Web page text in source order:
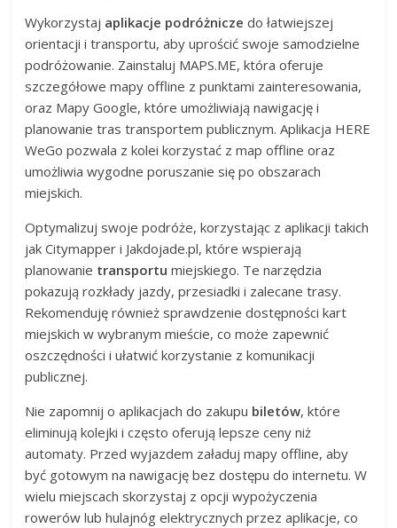
Wykorzystaj aplikacje podróżnicze do łatwiejszej
orientacji i transportu, aby uprościć swoje samodzielne
podróżowanie. Zainstaluj MAPS.ME, która oferuje
szczegółowe mapy offline z punktami zainteresowania,
oraz Mapy Google, które umożliwiają nawigację i
planowanie tras transportem publicznym. Aplikacja HERE
WeGo pozwala z kolei korzystać z map offline oraz
umożliwia wygodne poruszanie się po obszarach
miejskich.
Optymalizuj swoje podróże, korzystając z aplikacji takich
jak Citymapper i Jakdojade.pl, które wspierają
planowanie transportu miejskiego. Te narzędzia
pokazują rozkłady jazdy, przesiadki i zalecane trasy.
Rekomenduję również sprawdzenie dostępności kart
miejskich w wybranym mieście, co może zapewnić
oszczędności i ułatwić korzystanie z komunikacji
publicznej.
Nie zapomnij o aplikacjach do zakupu biletów, które
eliminują kolejki i często oferują lepsze ceny niż
automaty. Przed wyjazdem załaduj mapy offline, aby
być gotowym na nawigację bez dostępu do internetu. W
wielu miejscach skorzystaj z opcji wypożyczenia
rowerów lub hulajnóg elektrycznych przez aplikacje, co